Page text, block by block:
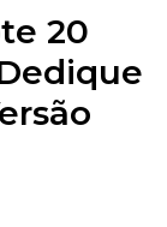
20